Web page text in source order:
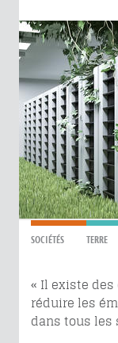
SOCIÉTÉS TERRE
« Il existe
réduire les
dans tous les